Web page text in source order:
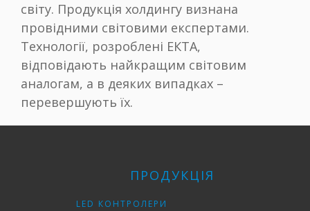
світу. Продукція холдингу визнана
провідними світовими експертами.
Технології, розроблені ЕКТА,
відповідають найкращим світовим
аналогам, а в деяких випадках –
перевершують їх.
ПРОДУКЦІЯ
LED КОНТРОЛЕРИ